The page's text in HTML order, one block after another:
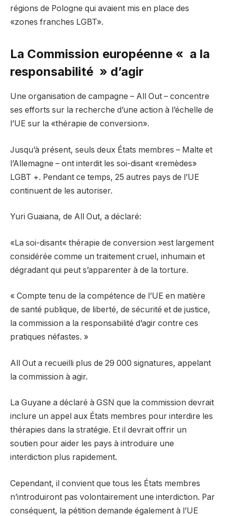
régions de Pologne qui avaient mis en place des
«zones franches LGBT».
La Commission européenne « a la
responsabilité » d’agir
Une organisation de campagne – All Out – concentre
ses efforts sur la recherche d’une action à l’échelle de
l’UE sur la «thérapie de conversion».
Jusqu’à présent, seuls deux États membres – Malte et
l’Allemagne – ont interdit les soi-disant «remèdes»
LGBT +. Pendant ce temps, 25 autres pays de l’UE
continuent de les autoriser.
Yuri Guaiana, de All Out, a déclaré:
«La soi-disant« thérapie de conversion »est largement
considérée comme un traitement cruel, inhumain et
dégradant qui peut s’apparenter à de la torture.
« Compte tenu de la compétence de l’UE en matière
de santé publique, de liberté, de sécurité et de justice,
la commission a la responsabilité d’agir contre ces
pratiques néfastes. »
All Out a recueilli plus de 29 000 signatures, appelant
la commission à agir.
La Guyane a déclaré à GSN que la commission devrait
inclure un appel aux États membres pour interdire les
thérapies dans la stratégie. Et il devrait offrir un
soutien pour aider les pays à introduire une
interdiction plus rapidement.
Cependant, il convient que tous les États membres
n’introduiront pas volontairement une interdiction. Par
conséquent, la pétition demande également à l’UE